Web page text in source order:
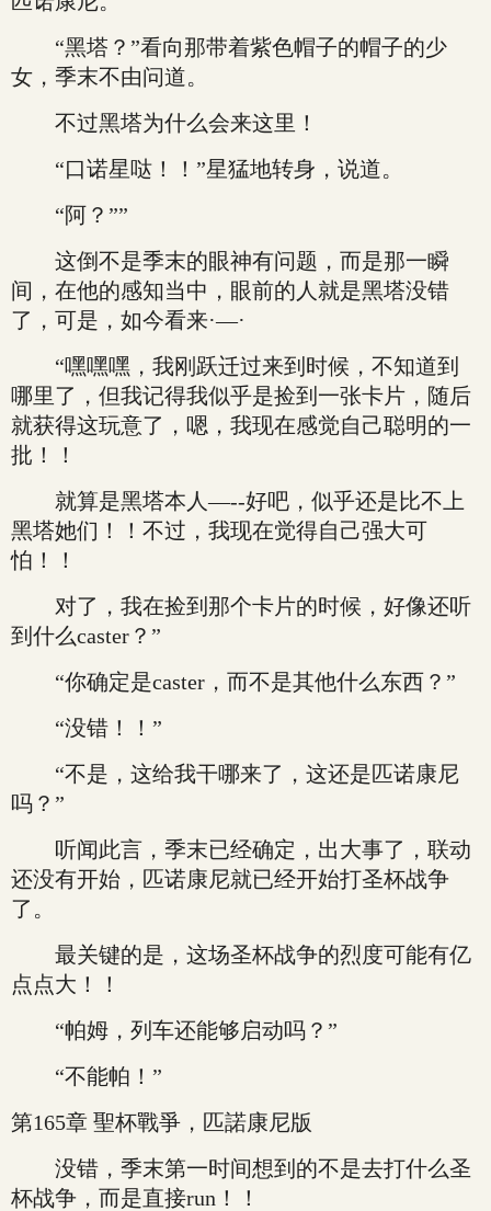
“黑塔？”看向那带着紫色帽子的帽子的少
女，季末不由问道。
不过黑塔为什么会来这里！
“口诺星哒！！”星猛地转身，说道。
“阿？””
这倒不是季末的眼神有问题，而是那一瞬
间，在他的感知当中，眼前的人就是黑塔没错
了，可是，如今看来·—·
“嘿嘿嘿，我刚跃迁过来到时候，不知道到
哪里了，但我记得我似乎是捡到一张卡片，随后
就获得这玩意了，嗯，我现在感觉自己聪明的一
批！！
就算是黑塔本人—--好吧，似乎还是比不上
黑塔她们！！不过，我现在觉得自己强大可
怕！！
对了，我在捡到那个卡片的时候，好像还听
到什么caster？”
“你确定是caster，而不是其他什么东西？”
“没错！！”
“不是，这给我干哪来了，这还是匹诺康尼
吗？”
听闻此言，季末已经确定，出大事了，联动
还没有开始，匹诺康尼就已经开始打圣杯战争
了。
最关键的是，这场圣杯战争的烈度可能有亿
点点大！！
“帕姆，列车还能够启动吗？”
“不能帕！”
第165章 聖杯戰爭，匹諾康尼版
没错，季末第一时间想到的不是去打什么圣
杯战争，而是直接run！！